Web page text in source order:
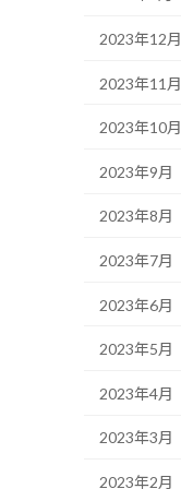
2023年12月
2023年11月
2023年10月
2023年9月
2023年8月
2023年7月
2023年6月
2023年5月
2023年4月
2023年3月
2023年2月